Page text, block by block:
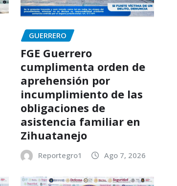
GUERRERO
FGE Guerrero
cumplimenta orden de
aprehensión por
incumplimiento de las
obligaciones de
asistencia familiar en
Zihuatanejo
Reportegro1 Ago 7, 2026